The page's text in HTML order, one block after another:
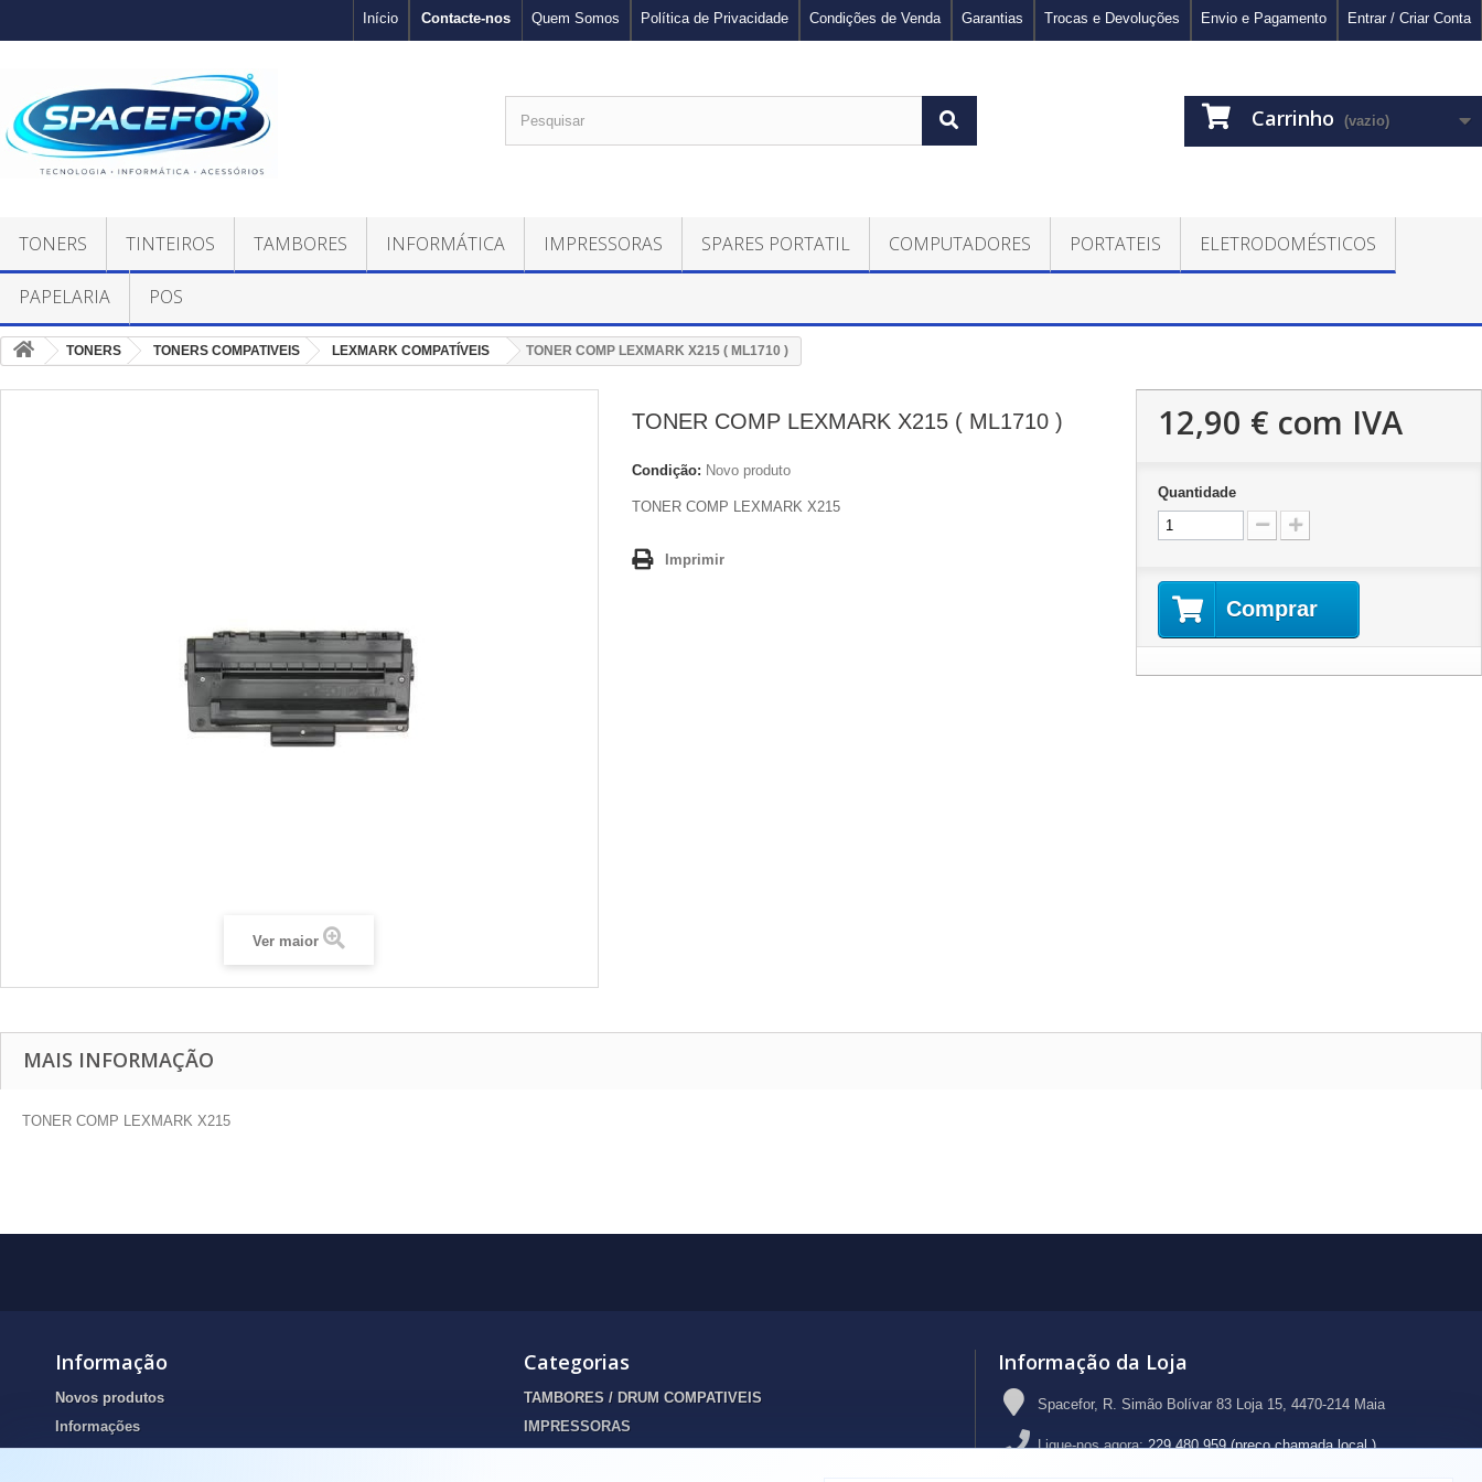
Entrar / Criar Conta
Envio e Pagamento
Trocas e Devoluções
Garantias
Condições de Venda
Política de Privacidade
Quem Somos
Contacte-nos
Início
Carrinho (vazio)
TONERS TINTEIROS TAMBORES INFORMÁTICA IMPRESSORAS SPARES PORTATIL COMPUTADORES PORTATEIS ELETRODOMÉSTICOS
PAPELARIA POS
TONERS TONERS COMPATIVEIS LEXMARK COMPATÍVEIS TONER COMP LEXMARK X215 ( ML1710 )
Ver maior
TONER COMP LEXMARK X215 ( ML1710 )
Condição: Novo produto
TONER COMP LEXMARK X215
Imprimir
12,90 € com IVA
Quantidade
Comprar
MAIS INFORMAÇÃO
TONER COMP LEXMARK X215
Informação
Novos produtos
Informações
Portes de envio
Categorias
TAMBORES / DRUM COMPATIVEIS
IMPRESSORAS
INFORMATICA
Informação da Loja
Spacefor, R. Simão Bolívar 83 Loja 15, 4470-214 Maia
Ligue-nos agora:229 480 959 (preço chamada local )